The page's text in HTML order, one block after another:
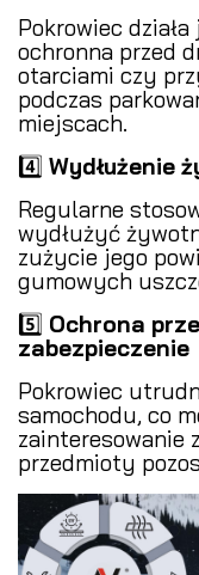
Pokrowiec
ochronna przed
otarciami czy
podczas
miejscach.
4️⃣ Wydłużenie
Regularne
wydłużyć
zużycie jego
gumowych
5️⃣ Ochrona
zabezpieczenie
Pokrowiec
samochodu, co
zainteresowanie
przedmioty